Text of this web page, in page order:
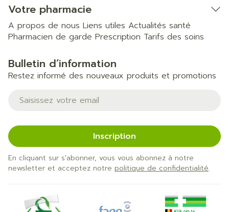
Votre pharmacie
A propos de nous Liens utiles Actualités santé
Pharmacien de garde Prescription Tarifs des soins
Bulletin d’information
Restez informé des nouveaux produits et promotions
Adresse mail
Inscription
En cliquant sur s'abonner, vous vous abonnez à notre
newsletter et acceptez notre politique de confidentialité.